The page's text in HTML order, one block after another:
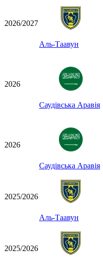
2026/2027
Аль-Таавун
2026
Саудівська Аравія
2026
Саудівська Аравія
2025/2026
Аль-Таавун
2025/2026